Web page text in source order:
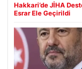
Hakkari’de JİHA
Esrar Ele Geçirildi